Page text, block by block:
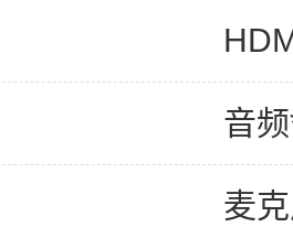
音
麦